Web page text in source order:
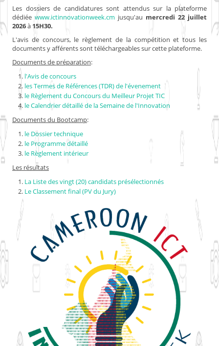
Les dossiers de candidatures sont attendus sur la plateforme
dédiéewww.ictinnovationweek.cm jusqu'au mercredi 22 juillet
2026à 15H30.
L'avis de concours, le règlement de la compétition et tous les
documents y afférents sont téléchargeables sur cette plateforme.
Documents de préparation:
l'Avis de concours
les Termes de Références (TDR) de l'évenement
le Règlement du Concours du Meilleur Projet TIC
le Calendrier détaillé de la Semaine de l'Innovation
Documents du Bootcamp:
le Dossier technique
le Programme détaillé
le Règlement intérieur
Les résultats
La Liste des vingt (20) candidats présélectionnés
Le Classement final (PV du Jury)